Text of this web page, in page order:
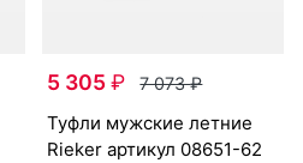
5 305₽ 7 073₽
туф­ли мужс­кие лет­ние
Ri­eker артикул 08651-62